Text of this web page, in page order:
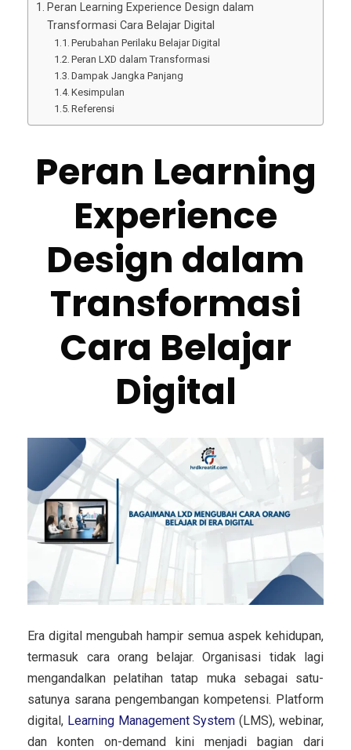
Peran Learning Experience Design dalam
Transformasi Cara Belajar Digital
Perubahan Perilaku Belajar Digital
Peran LXD dalam Transformasi
Dampak Jangka Panjang
Kesimpulan
Referensi
Peran Learning
Experience
Design dalam
Transformasi
Cara Belajar
Digital
Era digital mengubah hampir semua aspek kehidupan,
termasuk cara orang belajar. Organisasi tidak lagi
mengandalkan pelatihan tatap muka sebagai satu-
satunya sarana pengembangan kompetensi. Platform
digital, Learning Management System (LMS), webinar,
dan konten on-demand kini menjadi bagian dari